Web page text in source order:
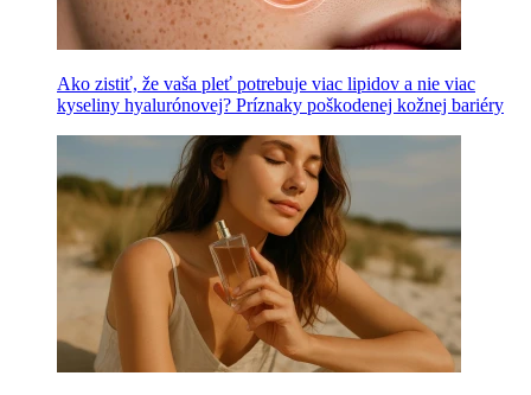
Ako zistiť, že vaša pleť potrebuje viac lipidov a nie viac
kyseliny hyalurónovej? Príznaky poškodenej kožnej bariéry